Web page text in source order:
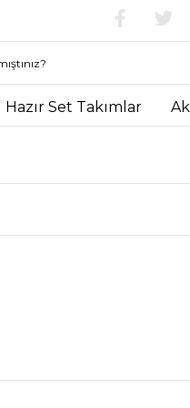
Hazır Set Takımlar